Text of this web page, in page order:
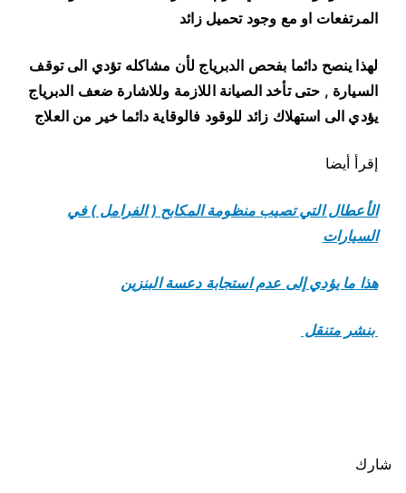
المرتفعات او مع وجود تحميل زائد
لهذا ينصح دائما بفحص الدبرياج لأن مشاكله تؤدي الى توقف
السيارة , حتى تأخد الصيانة اللازمة وللاشارة ضعف الدبرياج
يؤدي الى استهلاك زائد للوقود فالوقاية دائما خير من العلاج
إقرأ أيضا
الأعطال التي تصيب منظومة المكابح ( الفرامل ) في
السيارات
هذا ما يؤدي إلى عدم استجابة دعسة البنزين
بنشر متنقل
شارك